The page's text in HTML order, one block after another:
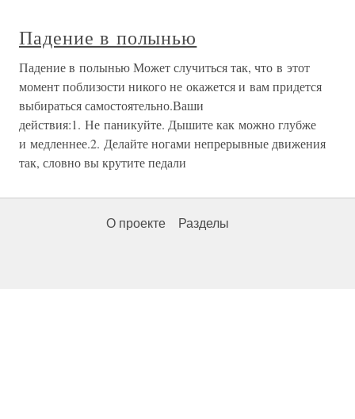
Падение в полынью
Падение в полынью Может случиться так, что в этот
момент поблизости никого не окажется и вам придется
выбираться самостоятельно.Ваши
действия:1. Не паникуйте. Дышите как можно глубже
и медленнее.2. Делайте ногами непрерывные движения
так, словно вы крутите педали
О проекте Разделы